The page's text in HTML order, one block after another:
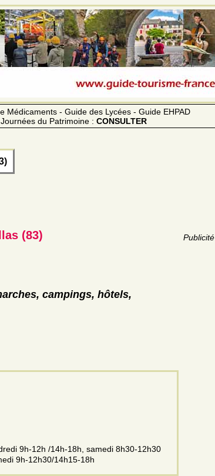
- Guide des Lycées - Guide EHPAD
du Patrimoine : CONSULTER
Publicité
(83)
campings, hôtels,
9h-12h /14h-18h, samedi 8h30-12h30
9h-12h30/14h15-18h